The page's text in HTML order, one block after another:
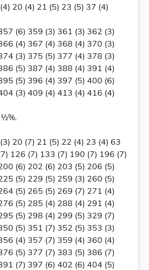
20 (4) 21 (5) 23 (5) 37 (4)
(6) 359 (3) 361 (3) 362 (3)
(4) 367 (4) 368 (4) 370 (3)
(3) 375 (5) 377 (4) 378 (3)
(5) 387 (4) 388 (4) 391 (4)
(5) 396 (4) 397 (5) 400 (6)
(3) 409 (4) 413 (4) 416 (4)
20 (7) 21 (5) 22 (4) 23 (4) 63
126 (7) 133 (7) 190 (7) 196 (7)
(6) 202 (6) 203 (5) 206 (5)
(5) 229 (5) 259 (3) 260 (5)
(5) 265 (5) 269 (7) 271 (4)
(5) 285 (4) 288 (4) 291 (4)
(5) 298 (4) 299 (5) 329 (7)
(5) 351 (7) 352 (5) 353 (3)
(4) 357 (7) 359 (4) 360 (4)
(5) 377 (7) 383 (5) 386 (7)
(7) 397 (6) 402 (6) 404 (5)